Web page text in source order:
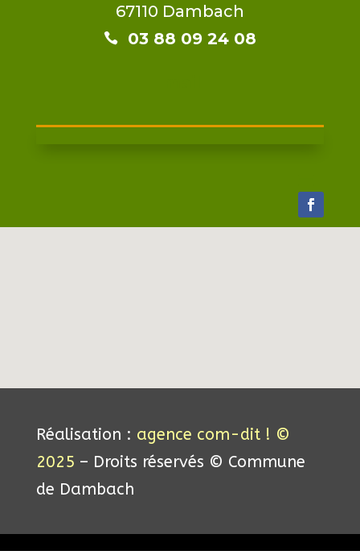
67110 Dambach
03 88 09 24 08​​
Réalisation : agence com-dit ! ©
2025 – Droits réservés © Commune
de Dambach